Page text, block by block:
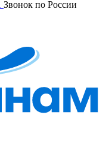
Звонок по России